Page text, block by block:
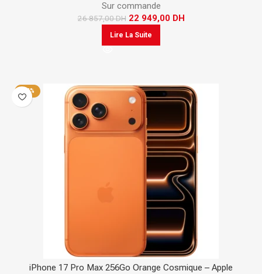
Sur commande
26 857,00DH 22 949,00 DH
Lire La Suite
-24%
iPhone 17 Pro Max 256Go Orange Cosmique – Apple